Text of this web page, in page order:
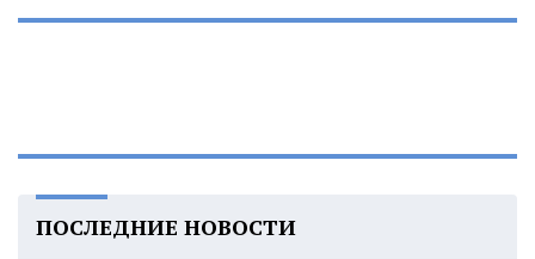
ПОСЛЕДНИЕ НОВОСТИ